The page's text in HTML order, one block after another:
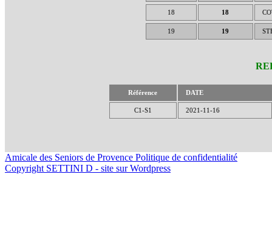
18 18
19 19
Référence DATE
C1-S1 2021-11-16
Amicale des Seniors de Provence Politique de confidentialité
Copyright SETTINI D - site sur Wordpress